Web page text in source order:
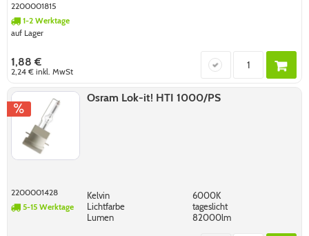
2200001815
1-2 Werktage
auf Lager
1,88 €
2,24 €inkl. MwSt
Osram Lok-it! HTI 1000/PS
2200001428
5-15 Werktage
Kelvin
6000K
Lichtfarbe
tageslicht
Lumen
82000lm